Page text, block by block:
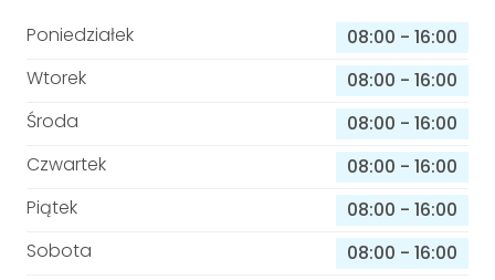
Poniedziałek 08:00 - 16:00
Wtorek
08:00 - 16:00
Środa
08:00 - 16:00
Czwartek
08:00 - 16:00
Piątek
08:00 - 16:00
Sobota
08:00 - 16:00